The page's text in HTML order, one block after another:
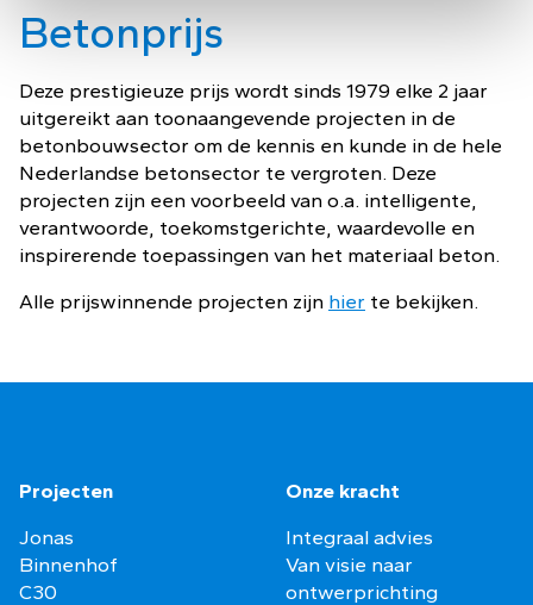
Betonprijs
Deze prestigieuze prijs wordt sinds 1979 elke 2 jaar
uitgereikt aan toonaangevende projecten in de
betonbouwsector om de kennis en kunde in de hele
Nederlandse betonsector te vergroten. Deze
projecten zijn een voorbeeld van o.a. intelligente,
verantwoorde, toekomstgerichte, waardevolle en
inspirerende toepassingen van het materiaal beton.
Alle prijswinnende projecten zijn hier te bekijken.
Projecten
Jonas
Binnenhof
C30
Onze kracht
Integraal advies
Van visie naar
ontwerprichting